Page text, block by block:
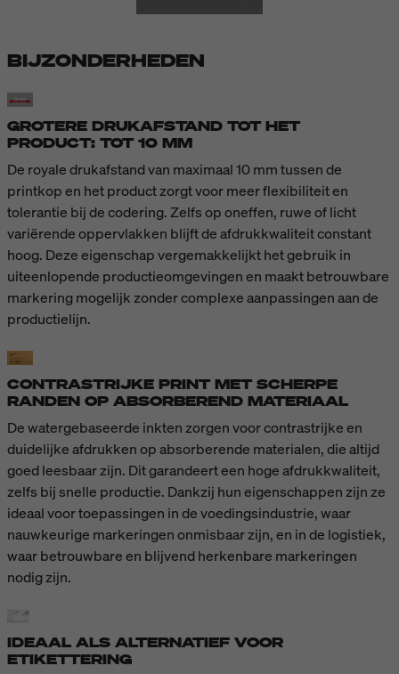
BIJZONDERHEDEN
GROTERE DRUKAFSTAND TOT HET
PRODUCT: TOT 10 MM
De royale drukafstand van maximaal 10 mm tussen de
printkop en het product zorgt voor meer flexibiliteit en
tolerantie bij de codering. Zelfs op oneffen, ruwe of licht
variërende oppervlakken blijft de afdrukkwaliteit constant
hoog. Deze eigenschap vergemakkelijkt het gebruik in
uiteenlopende productieomgevingen en maakt betrouwbare
markering mogelijk zonder complexe aanpassingen aan de
productielijn.
CONTRASTRIJKE PRINT MET SCHERPE
RANDEN OP ABSORBEREND MATERIAAL
De watergebaseerde inkten zorgen voor contrastrijke en
duidelijke afdrukken op absorberende materialen, die altijd
goed leesbaar zijn. Dit garandeert een hoge afdrukkwaliteit,
zelfs bij snelle productie. Dankzij hun eigenschappen zijn ze
ideaal voor toepassingen in de voedingsindustrie, waar
nauwkeurige markeringen onmisbaar zijn, en in de logistiek,
waar betrouwbare en blijvend herkenbare markeringen
nodig zijn.
IDEAAL ALS ALTERNATIEF VOOR
ETIKETTERING